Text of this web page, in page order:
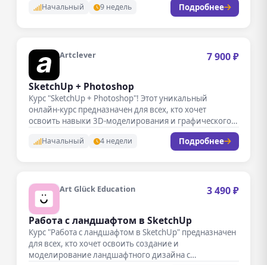
Начальный 9 недель Подробнее
Artclever 7 900 ₽
SketchUp + Photoshop
Курс "SketchUp + Photoshop"! Этот уникальный
онлайн-курс предназначен для всех, кто хочет
освоить навыки 3D-моделирования и графического
Начальный 4 недели Подробнее
Art Glück Education 3 490 ₽
Работа с ландшафтом в SketchUp
Курс "Работа с ландшафтом в SketchUp" предназначен
для всех, кто хочет освоить создание и
моделирование ландшафтного дизайна с…